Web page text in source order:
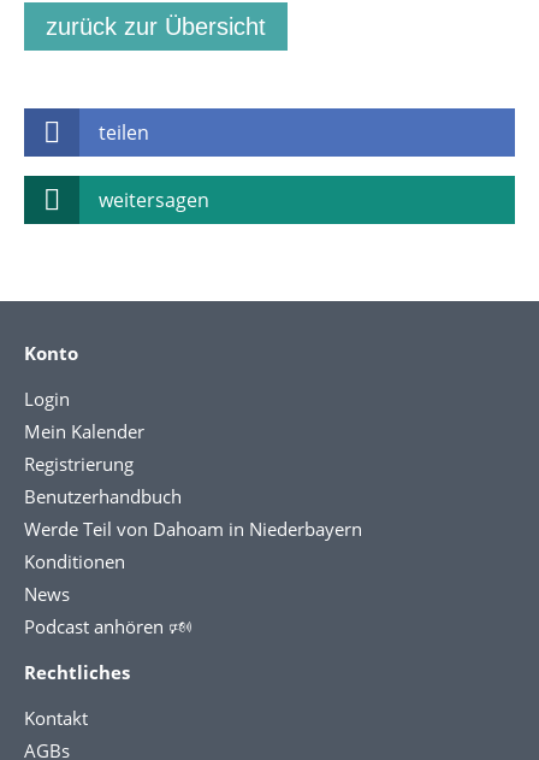
zurück zur Übersicht
teilen
weitersagen
Konto
Login
Mein Kalender
Registrierung
Benutzerhandbuch
Werde Teil von Dahoam in Niederbayern
Konditionen
News
Podcast anhören 🕬
Rechtliches
Kontakt
AGBs